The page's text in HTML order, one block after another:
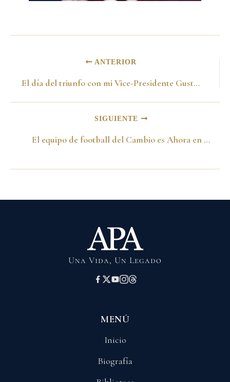
ANTERIOR
El día del triunfo con mi Vice-Presidente Gustavo Bell celebrando. Bogotá
SIGUIENTE
El equipo de football del Cambio es Ahora en el Barrio Olaya.
Una Vida, Un Legado
MENÚ
Inicio
Biografía